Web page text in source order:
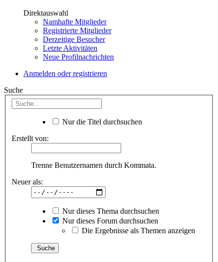
Direktauswahl
Namhafte Mitglieder
Registrierte Mitglieder
Derzeitige Besucher
Letzte Aktivitäten
Neue Profilnachrichten
Anmelden oder registrieren
Suche
Nur die Titel durchsuchen
Erstellt von:
Trenne Benutzernamen durch Kommata.
Neuer als:
Nur dieses Thema durchsuchen
Nur dieses Forum durchsuchen
Die Ergebnisse als Themen anzeigen